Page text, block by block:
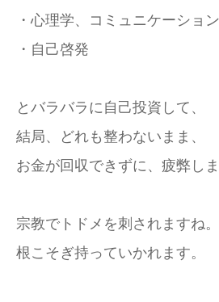
・心理学、コミュニケーショ
・自己啓発
とバラバラに自己投資して、
結局、どれも整わないまま、
お金が回収できずに、疲弊しま
宗教でトドメを刺されますね。
根こそぎ持っていかれます。